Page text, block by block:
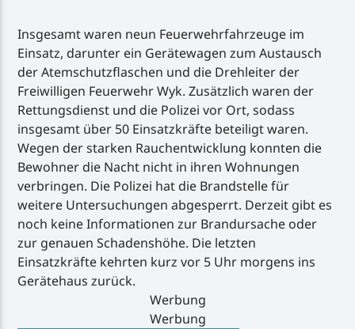
Insgesamt waren neun Feuerwehrfahrzeuge im
Einsatz, darunter ein Gerätewagen zum Austausch
der Atemschutzflaschen und die Drehleiter der
Freiwilligen Feuerwehr Wyk. Zusätzlich waren der
Rettungsdienst und die Polizei vor Ort, sodass
insgesamt über 50 Einsatzkräfte beteiligt waren.
Wegen der starken Rauchentwicklung konnten die
Bewohner die Nacht nicht in ihren Wohnungen
verbringen. Die Polizei hat die Brandstelle für
weitere Untersuchungen abgesperrt. Derzeit gibt es
noch keine Informationen zur Brandursache oder
zur genauen Schadenshöhe. Die letzten
Einsatzkräfte kehrten kurz vor 5 Uhr morgens ins
Gerätehaus zurück.
Werbung
Werbung